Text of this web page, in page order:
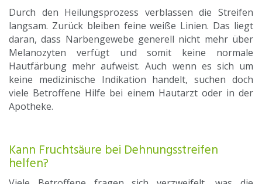
Durch den Heilungsprozess verblassen die Streifen
langsam. Zurück bleiben feine weiße Linien. Das liegt
daran, dass Narbengewebe generell nicht mehr über
Melanozyten verfügt und somit keine normale
Hautfärbung mehr aufweist. Auch wenn es sich um
keine medizinische Indikation handelt, suchen doch
viele Betroffene Hilfe bei einem Hautarzt oder in der
Apotheke.
Kann Fruchtsäure bei Dehnungsstreifen
helfen?